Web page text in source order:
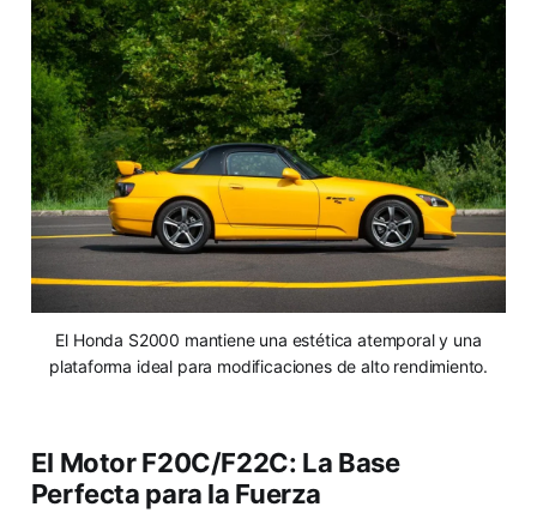
El Honda S2000 mantiene una estética atemporal y una
plataforma ideal para modificaciones de alto rendimiento.
El Motor F20C/F22C: La Base
Perfecta para la Fuerza